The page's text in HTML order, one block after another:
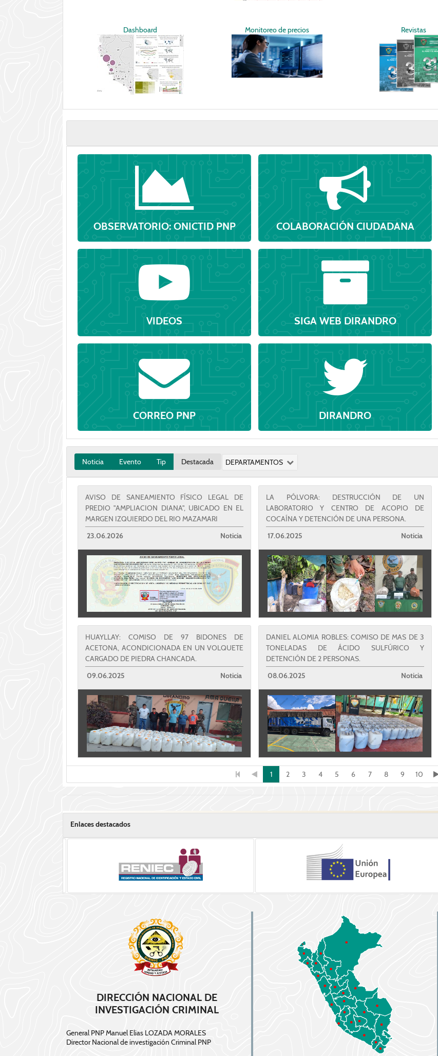
Dashboard Monitoreo de precios Revistas
OBSERVATORIO: ONICTID PNP COLABORACIÓN CIUDADANA
VIDEOS SIGA WEB DIRANDRO
CORREO PNP DIRANDRO
Noticia Evento Tip Destacada DEPARTAMENTOS
AVISO DE SANEAMIENTO FÍSICO LEGAL DE
PREDIO "AMPLIACION DIANA", UBICADO EN EL
MARGEN IZQUIERDO DEL RIO MAZAMARI
23.06.2026
Noticia
LA PÓLVORA: DESTRUCCIÓN DE UN
LABORATORIO Y CENTRO DE ACOPIO DE
COCAÍNA Y DETENCIÓN DE UNA PERSONA.
17.06.2025
Noticia
HUAYLLAY: COMISO DE 97 BIDONES DE
ACETONA, ACONDICIONADA EN UN VOLQUETE
CARGADO DE PIEDRA CHANCADA.
09.06.2025
Noticia
DANIEL ALOMIA ROBLES: COMISO DE MAS DE 3
TONELADAS DE ÁCIDO SULFÚRICO Y
DETENCIÓN DE 2 PERSONAS.
08.06.2025
Noticia
1 2 3 4 5 6 7 8 9 10
Enlaces destacados
DIRECCIÓN NACIONAL DE
INVESTIGACIÓN CRIMINAL
General PNP Manuel Elias LOZADA MORALES
Director Nacional de investigación Criminal PNP